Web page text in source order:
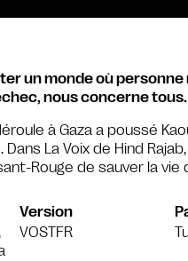
un monde où personne
nous concerne tous.
à Gaza a poussé
Dans La Voix de Hind
Rouge de sauver la vie
Version
VOSTFR